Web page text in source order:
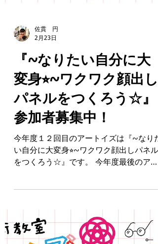
佐貫 円
パネルをつくろう☆』
参加者募集中！